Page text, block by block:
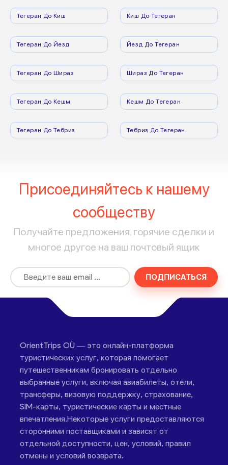
Тегеран До Киш Киш До Тегеран
Тегеран До Йезд Йезд До Тегеран
Тегеран До Шираз Шираз До Тегеран
Тегеран До Кешм Кешм До Тегеран
Тегеран До Тебриз Тебриз До Тегеран
Присоединяйтесь к нашему
сообществу
Получайте предложения, горячие сделки и
многое другое на ваш почтовый ящик
ПОДПИСАТЬСЯ
OrientTrips OÜ — это онлайн-платформа
туристических услуг, которая помогает
путешественникам бронировать отдельно
выбранные услуги, включая авиабилеты, отели,
трансферы, визовую поддержку, страхование,
SIM-карты, туристические карты и местные
впечатления.Некоторые услуги предоставляются
сторонними поставщиками и зависят от
отдельной доступности, цен, условий, правил
отмены и условий возврата.